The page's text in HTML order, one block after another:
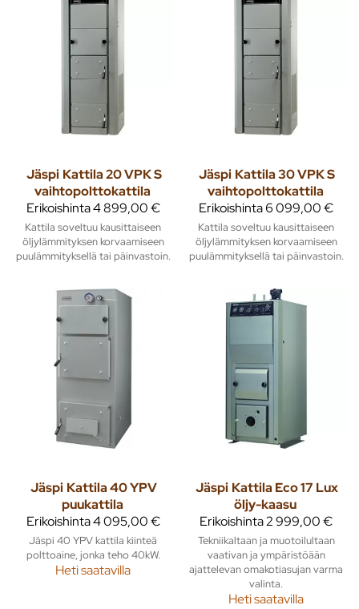
Jäspi Kattila 20 VPK S
vaihtopolttokattila
Erikoishinta4 899,00 €
Kattila soveltuu kausittaiseen
öljylämmityksen korvaamiseen
puulämmityksellä tai päinvastoin.
Jäspi Kattila 30 VPK S
vaihtopolttokattila
Erikoishinta6 099,00 €
Kattila soveltuu kausittaiseen
öljylämmityksen korvaamiseen
puulämmityksellä tai päinvastoin.
Jäspi Kattila 40 YPV
puukattila
Erikoishinta4 095,00 €
Jäspi 40 YPV kattila kiinteä
polttoaine, jonka teho 40kW.
Heti saatavilla
Jäspi Kattila Eco 17 Lux
öljy-kaasu
Erikoishinta2 999,00 €
Tekniikaltaan ja muotoilultaan
vaativan ja ympäristöään
ajattelevan omakotiasujan varma
valinta.
Heti saatavilla